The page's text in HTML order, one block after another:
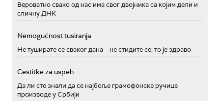
Вероватно свако од нас има свог двојника са којим дели и
сличну ДНК
Nemogućnost tusiranja
Не туширате се сваког дана – не стидите се, то је здраво
Cestitke za uspeh
Да ли сте знали да се најбоље грамофонске ручице
производе у Србији